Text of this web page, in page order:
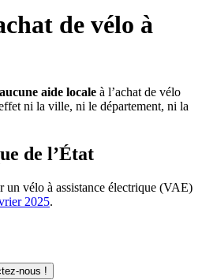
de vélo à
aide locale à l’achat de vélo
ni la ville, ni le département, ni la
de l’État
un vélo à assistance électrique (VAE)
2025.
nous !